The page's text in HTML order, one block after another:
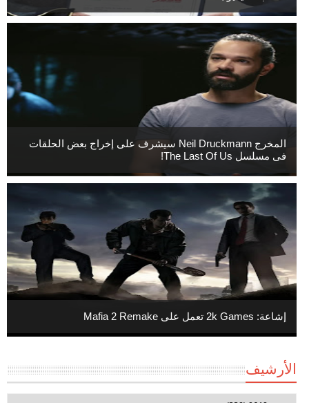
المخرج Neil Druckmann سيشرف على إخراج بعض الحلقات
فى مسلسل The Last Of Us!
إشاعة: 2k Games تعمل على Mafia 2 Remake
الأرشيف